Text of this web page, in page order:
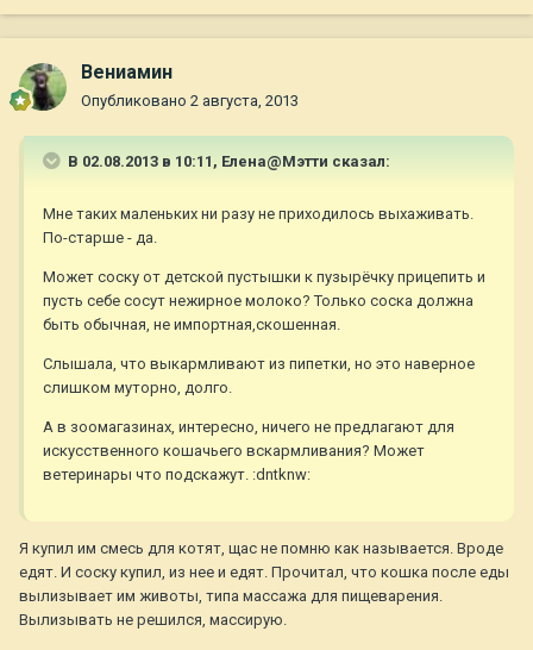
Вениамин
Опубликовано 2 августа, 2013
В 02.08.2013 в 10:11, Елена@Мэтти сказал:
Мне таких маленьких ни разу не приходилось выхаживать.
По-старше - да.
Может соску от детской пустышки к пузырёчку прицепить и
пусть себе сосут нежирное молоко? Только соска должна
быть обычная, не импортная,скошенная.
Слышала, что выкармливают из пипетки, но это наверное
слишком муторно, долго.
А в зоомагазинах, интересно, ничего не предлагают для
искусственного кошачьего вскармливания? Может
ветеринары что подскажут. :dntknw:
Я купил им смесь для котят, щас не помню как называется. Вроде
едят. И соску купил, из нее и едят. Прочитал, что кошка после еды
вылизывает им животы, типа массажа для пищеварения.
Вылизывать не решился, массирую.